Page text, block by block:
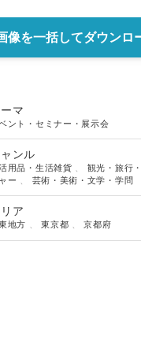
像を一括してダウンロ
マ
ント・セミナー・展示会
ンル
用品・生活雑貨
観光・旅行
ー
芸術・美術・文学・学問
ア
地方 、東京都 、京都府